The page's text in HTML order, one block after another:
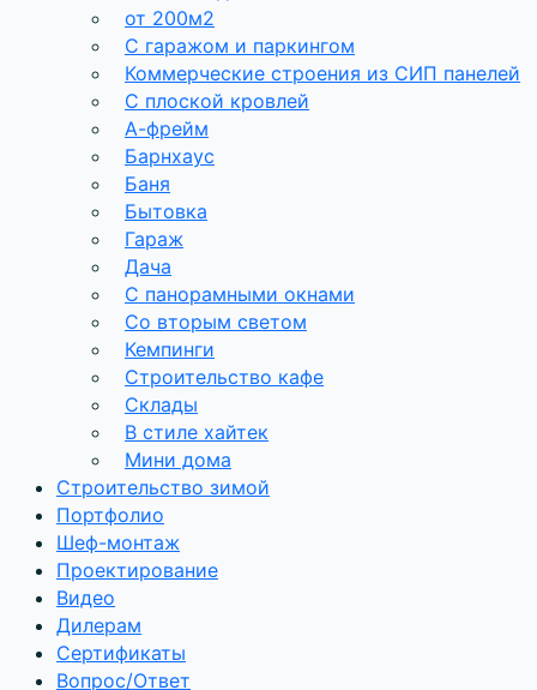
от 200м2
С гаражом и паркингом
Коммерческие строения из СИП панелей
С плоской кровлей
А-фрейм
Барнхаус
Баня
Бытовка
Гараж
Дача
С панорамными окнами
Со вторым светом
Кемпинги
Строительство кафе
Склады
В стиле хайтек
Мини дома
Строительство зимой
Портфолио
Шеф-монтаж
Проектирование
Видео
Дилерам
Сертификаты
Вопрос/Ответ